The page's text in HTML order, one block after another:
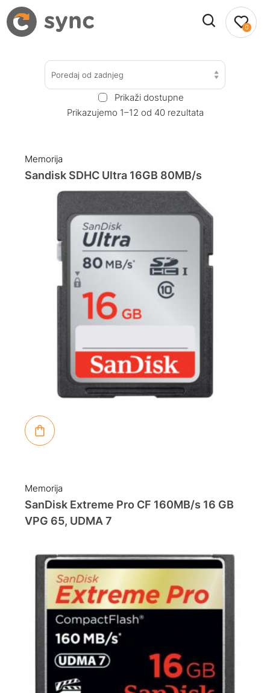
0
Poredaj od zadnjeg
Prikaži dostupne
Prikazujemo 1–12 od 40 rezultata
Memorija
Sandisk SDHC Ultra 16GB 80MB/s
Memorija
SanDisk Extreme Pro CF 160MB/s 16 GB
VPG 65, UDMA 7